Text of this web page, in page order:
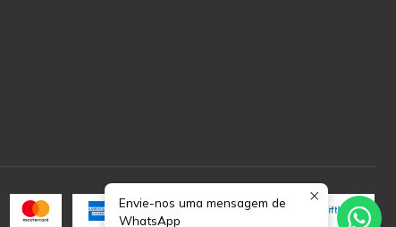
Envie-nos uma mensagem de
WhatsApp